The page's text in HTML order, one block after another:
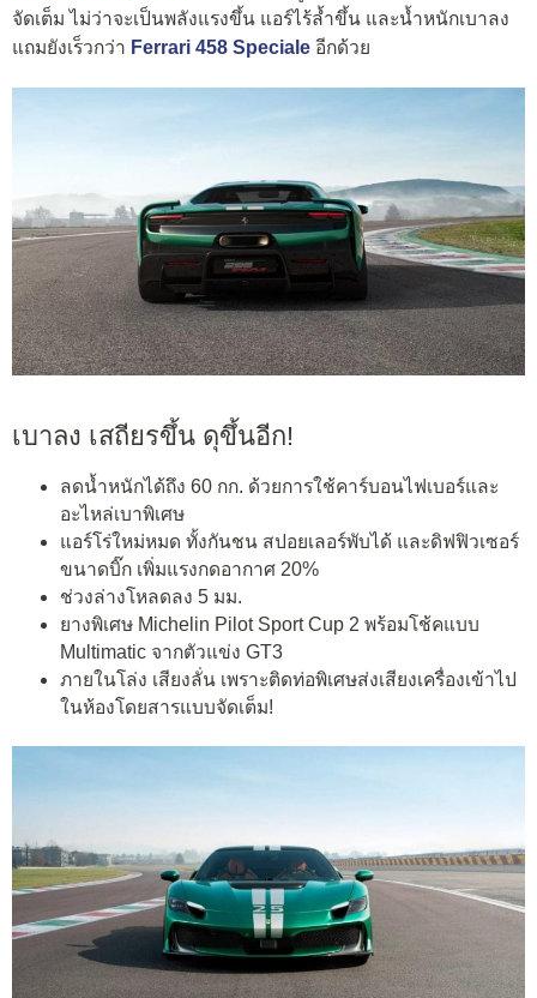
จัดเต็ม ไม่ว่าจะเป็นพลังแรงขึ้น แอร์ไร้ล้ำขึ้น และน้ำหนักเบาลง
แถมยังเร็วกว่า Ferrari 458 Speciale อีกด้วย
เบาลง เสถียรขึ้น ดุขึ้นอีก!
ลดน้ำหนักได้ถึง 60 กก. ด้วยการใช้คาร์บอนไฟเบอร์และ
อะไหล่เบาพิเศษ
แอร์โร่ใหม่หมด ทั้งกันชน สปอยเลอร์พับได้ และดิฟฟิวเซอร์
ขนาดบิ๊ก เพิ่มแรงกดอากาศ 20%
ช่วงล่างโหลดลง 5 มม.
ยางพิเศษ Michelin Pilot Sport Cup 2 พร้อมโช้คแบบ
Multimatic จากตัวแข่ง GT3
ภายในโล่ง เสียงลั่น เพราะติดท่อพิเศษส่งเสียงเครื่องเข้าไป
ในห้องโดยสารแบบจัดเต็ม!